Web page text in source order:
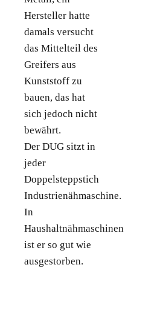
Hersteller hatte
damals versucht
das Mittelteil des
Greifers aus
Kunststoff zu
bauen, das hat
sich jedoch nicht
bewährt.
Der DUG sitzt in
jeder
Doppelsteppstich
Industrienähmaschine.
In
Haushaltnähmaschinen
ist er so gut wie
ausgestorben.